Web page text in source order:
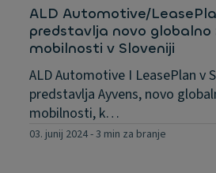
ALD Automotive/
predstavlja novo globalno
mobilnosti v Sloveniji
ALD Automotive I LeasePlan v
predstavlja Ayvens, novo
mobilnosti, k…
03. junij 2024-3 min za branje